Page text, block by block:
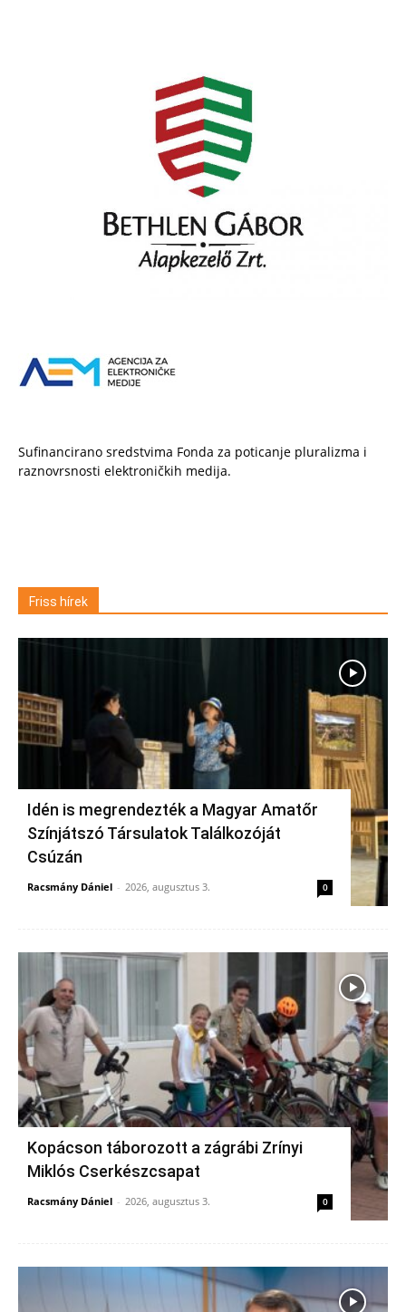
Sufinancirano sredstvima Fonda za poticanje pluralizma i
raznovrsnosti elektroničkih medija.
Friss hírek
Idén is megrendezték a Magyar Amatőr
Színjátszó Társulatok Találkozóját
Csúzán
Racsmány Dániel - 2026, augusztus 3. 0
Kopácson táborozott a zágrábi Zrínyi
Miklós Cserkészcsapat
Racsmány Dániel - 2026, augusztus 3. 0